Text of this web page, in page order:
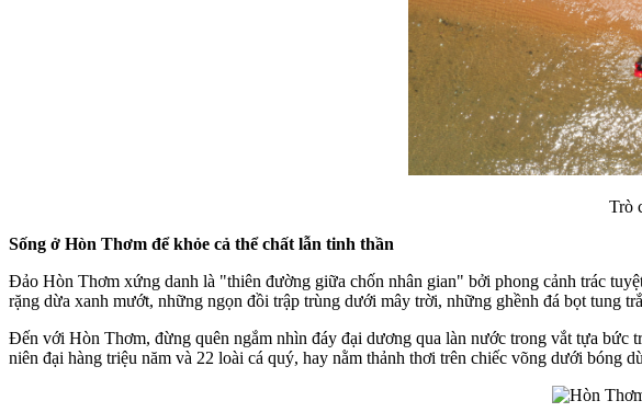
Trò
Sống ở Hòn Thơm để khỏe cả thể chất lẫn tinh thần
Đảo Hòn Thơm xứng danh là "thiên đường giữa chốn nhân gian" bởi phong cảnh trác
rặng dừa xanh mướt, những ngọn đồi trập trùng dưới mây trời, những ghềnh đá bọt tung
Đến với Hòn Thơm, đừng quên ngắm nhìn đáy đại dương qua làn nước trong vắt tựa bức
niên đại hàng triệu năm và 22 loài cá quý, hay nằm thảnh thơi trên chiếc võng dưới bóng